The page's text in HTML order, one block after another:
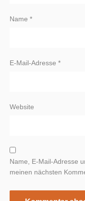
Name *
E-Mail-Adresse *
Website
Name, E-Mail-Adresse
meinen nächsten